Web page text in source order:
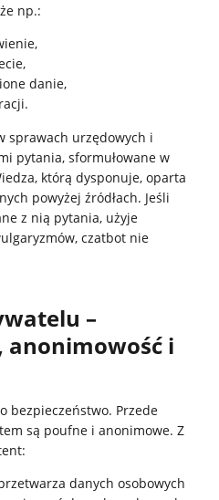
np.:
danie,
sprawach urzędowych i
pytania, sformułowane w
którą dysponuje, oparta
powyżej źródłach. Jeśli
z nią pytania, użyje
czatbot nie
–
anonimowość i
bezpieczeństwo. Przede
są poufne i anonimowe. Z
danych osobowych